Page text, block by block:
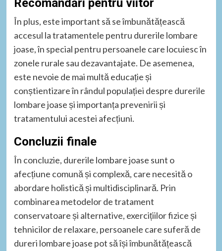
Recomandări pentru viitor
În plus, este important să se îmbunătățească
accesul la tratamentele pentru durerile lombare
joase, în special pentru persoanele care locuiesc în
zonele rurale sau dezavantajate. De asemenea,
este nevoie de mai multă educație și
conștientizare în rândul populației despre durerile
lombare joase și importanța prevenirii și
tratamentului acestei afecțiuni.
Concluzii finale
În concluzie, durerile lombare joase sunt o
afecțiune comună și complexă, care necesită o
abordare holistică și multidisciplinară. Prin
combinarea metodelor de tratament
conservatoare și alternative, exercițiilor fizice și
tehnicilor de relaxare, persoanele care suferă de
dureri lombare joase pot să își îmbunătățească